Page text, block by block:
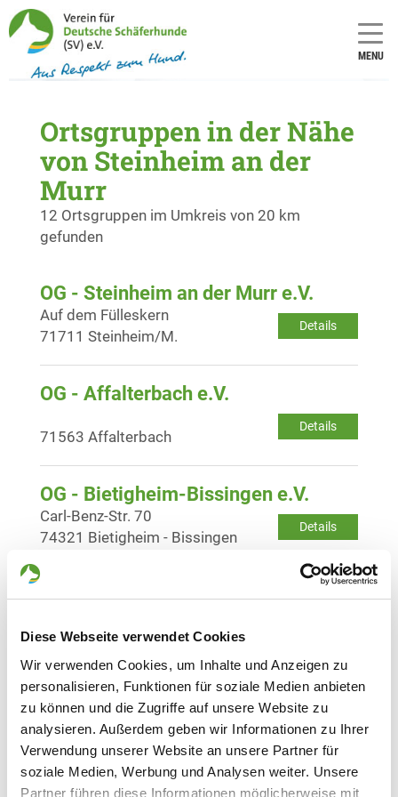
Diese Webseite verwendet Cookies
Wir verwenden Cookies, um Inhalte und Anzeigen zu
personalisieren, Funktionen für soziale Medien anbieten
zu können und die Zugriffe auf unsere Website zu
analysieren. Außerdem geben wir Informationen zu Ihrer
Verwendung unserer Website an unsere Partner für
soziale Medien, Werbung und Analysen weiter. Unsere
Partner führen diese Informationen möglicherweise mit
MENU
Ortsgruppen in der Nähe
von Steinheim an der
Murr
12 Ortsgruppen im Umkreis von 20 km
gefunden
OG - Steinheim an der Murr e.V.
Details
Auf dem Fülleskern
71711 Steinheim/M.
OG - Affalterbach e.V.
Details
71563 Affalterbach
OG - Bietigheim-Bissingen e.V.
Details
Carl-Benz-Str. 70
74321 Bietigheim - Bissingen
OG - Fellbach
70734 Fellbach
OG - Heilbronn/Württ. e.V.
Details
Brackenheimer Str. 18
74080 Heilbronn